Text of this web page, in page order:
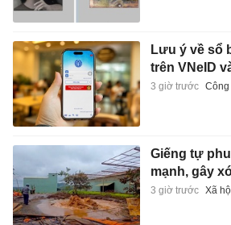
Lưu ý về sổ
trên VNeID
3 giờ trước Công
Giếng tự
mạnh, gây
3 giờ trước Xã